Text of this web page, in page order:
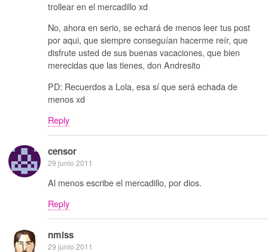
trollear en el mercadillo xd
No, ahora en serio, se echará de menos leer tus post
por aqui, que siempre conseguían hacerme reír, que
disfrute usted de sus buenas vacaciones, que bien
merecidas que las tienes, don Andresito
PD: Recuerdos a Lola, esa sí que será echada de
menos xd
Reply
censor
29 junio 2011
Al menos escribe el mercadillo, por dios.
Reply
nmlss
29 junio 2011